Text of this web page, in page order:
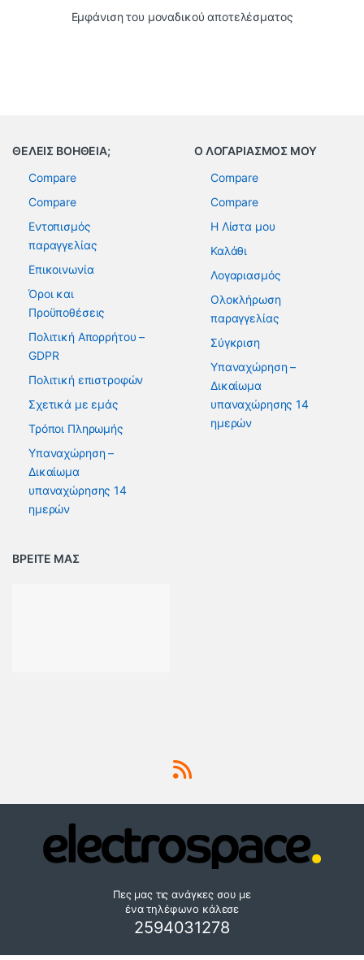
Εμφάνιση του μοναδικού αποτελέσματος
ΘΕΛΕΙΣ ΒΟΗΘΕΙΑ;
Compare
Compare
Εντοπισμός
παραγγελίας
Επικοινωνία
Όροι και
Προϋποθέσεις
Πολιτική Απορρήτου –
GDPR
Πολιτική επιστροφών
Σχετικά με εμάς
Τρόποι Πληρωμής
Υπαναχώρηση –
Δικαίωμα
υπαναχώρησης 14
ημερών
Ο ΛΟΓΑΡΙΑΣΜΟΣ ΜΟΥ
Compare
Compare
Η Λίστα μου
Καλάθι
Λογαριασμός
Ολοκλήρωση
παραγγελίας
Σύγκριση
Υπαναχώρηση –
Δικαίωμα
υπαναχώρησης 14
ημερών
ΒΡΕΙΤΕ ΜΑΣ
Πες μας τις ανάγκες σου με
ένα τηλέφωνο κάλεσε
2594031278